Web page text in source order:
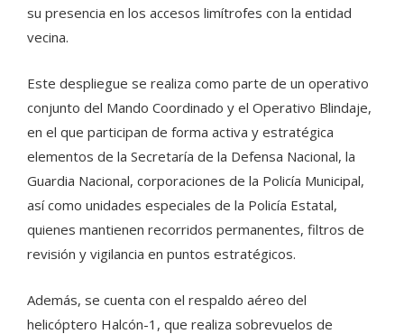
su presencia en los accesos limítrofes con la entidad
vecina.
Este despliegue se realiza como parte de un operativo
conjunto del Mando Coordinado y el Operativo Blindaje,
en el que participan de forma activa y estratégica
elementos de la Secretaría de la Defensa Nacional, la
Guardia Nacional, corporaciones de la Policía Municipal,
así como unidades especiales de la Policía Estatal,
quienes mantienen recorridos permanentes, filtros de
revisión y vigilancia en puntos estratégicos.
Además, se cuenta con el respaldo aéreo del
helicóptero Halcón-1, que realiza sobrevuelos de